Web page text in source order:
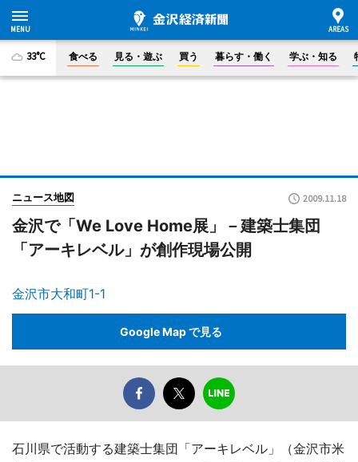
33°C 食べる 見る・遊ぶ 買う 暮らす・働く 学ぶ・知る
ニュース地図 2009.11.18
金沢で「We Love Home展」－建築士集団
「アーキレベル」が創作現場公開
金沢市大和町1-1
Google Map で見る
石川県で活動する建築士集団「アーキレベル」（金沢市米